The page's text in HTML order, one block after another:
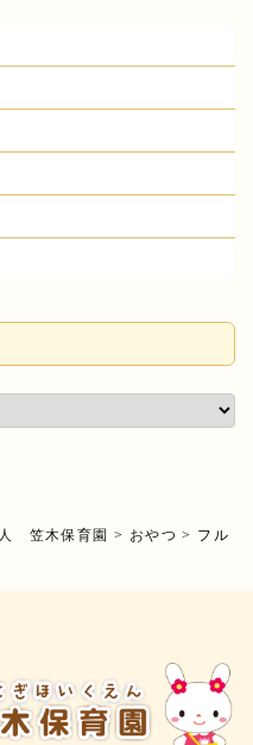
笠木保育園 > おやつ > フル